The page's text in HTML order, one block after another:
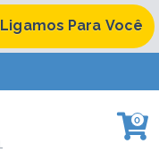
Ligamos Para Você
0